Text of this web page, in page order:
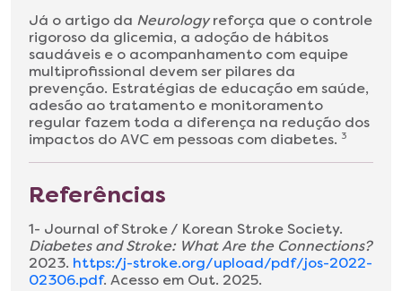
Já o artigo da Neurologyreforça que o controle
rigoroso da glicemia, a adoção de hábitos
saudáveis e o acompanhamento com equipe
multiprofissional devem ser pilares da
prevenção. Estratégias de educação em saúde,
adesão ao tratamento e monitoramento
regular fazem toda a diferença na redução dos
impactos do AVC em pessoas com diabetes. 3
Referências
1- Journal of Stroke / Korean Stroke Society.
Diabetes and Stroke: What Are the Connections?
2023. https://j-stroke.org/upload/pdf/jos-2022-
02306.pdf. Acesso em Out. 2025.